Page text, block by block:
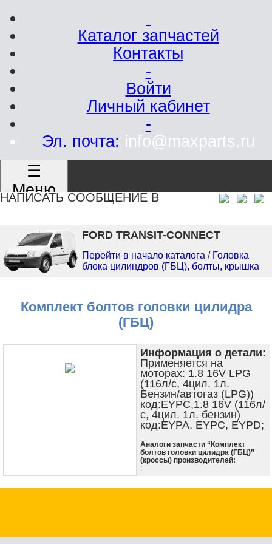
Каталог запчастей
Контакты
-
Войти
Личный кабинет
-
Эл. почта: info@maxparts.ru
☰
Меню
НАПИСАТЬ СООБЩЕНИЕ В
FORD TRANSIT-CONNECT
Перейти в начало каталога / Головка
блока цилиндров (ГБЦ), болты, крышка
Комплект болтов головки цилидра
(ГБЦ)
Информация о детали:
Применяется на
моторах: 1.8 16V LPG
(116л/с, 4цил. 1л.
Бензин/автогаз (LPG))
код:EYPC,1.8 16V (116л/
с, 4цил. 1л. бензин)
код:EYPA, EYPC, EYPD;
Аналоги запчасти “Комплект
болтов головки цилидра (ГБЦ)”
(кроссы) производителей:
: